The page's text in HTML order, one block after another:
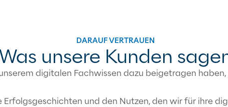
DARAUF VERTRAUEN
unsere Kunden
digitalen Fachwissen dazu beigetragen
Erfolgsgeschichten und den Nutzen, den wir für ihre